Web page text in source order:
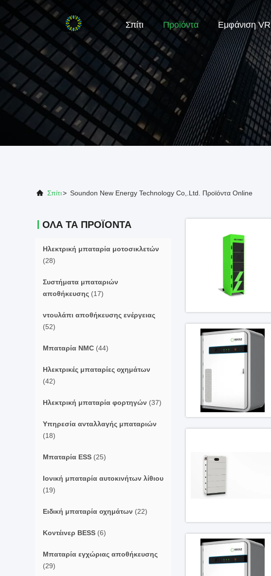
Σπίτι Προϊόντα Εμφάνιση VR
Σπίτι> Soundon New Energy Technology Co,.Ltd. Προϊόντα Online
ΌΛΑ ΤΑ ΠΡΟΪΌΝΤΑ
Ηλεκτρική μπαταρία μοτοσικλετών
(28)
Συστήματα μπαταριών
αποθήκευσης (17)
ντουλάπι αποθήκευσης ενέργειας
(52)
Μπαταρία NMC (44)
Ηλεκτρικές μπαταρίες οχημάτων
(42)
Ηλεκτρική μπαταρία φορτηγών (37)
Υπηρεσία ανταλλαγής μπαταριών
(18)
Μπαταρία ESS (25)
Ιονική μπαταρία αυτοκινήτων λίθιου
(19)
Ειδική μπαταρία οχημάτων (22)
Κοντέινερ BESS (6)
Μπαταρία εγχώριας αποθήκευσης
(29)